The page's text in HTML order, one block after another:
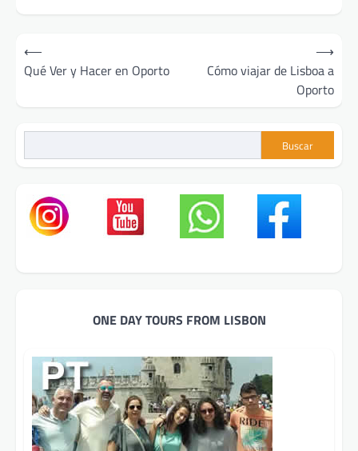
Navegación
de
⟵
Qué Ver y Hacer en Oporto
Cómo viajar de Lisboa a
Oporto
⟶
Buscar
ONE DAY TOURS FROM LISBON